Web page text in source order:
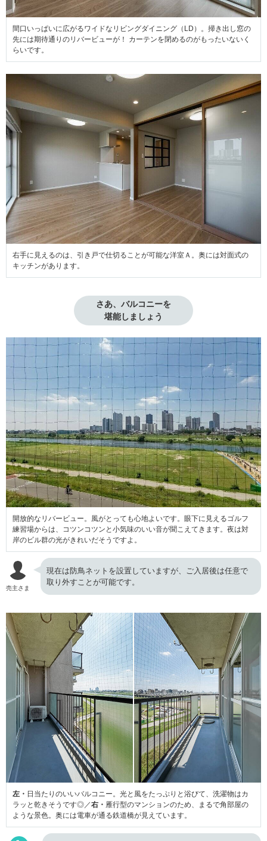
間口いっぱいに広がるワイドなリビングダイニング（LD）。掃き出し窓の
先には期待通りのリバービューが！ カーテンを閉めるのがもったいないく
らいです。
右手に見えるのは、引き戸で仕切ることが可能な洋室Ａ。奥には対面式の
キッチンがあります。
さあ、バルコニーを
堪能しましょう
開放的なリバービュー。風がとっても心地よいです。眼下に見えるゴルフ
練習場からは、コツンコツンと小気味のいい音が聞こえてきます。夜は対
岸のビル群の光がきれいだそうですよ。
売主さま
現在は防鳥ネットを設置していますが、ご入居後は任意で
取り外すことが可能です。
左・ 日当たりのいいバルコニー。光と風をたっぷりと浴びて、洗濯物はカ
ラッと乾きそうです◎／右・ 雁行型のマンションのため、まるで角部屋の
ような景色。奥には電車が通る鉄道橋が見えています。